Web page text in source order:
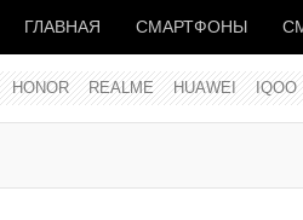
ГЛАВНАЯ СМАРТФОНЫ
HONOR REALME HUAWEI IQOO